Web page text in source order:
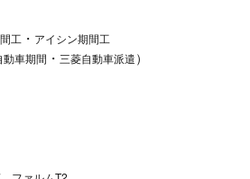
工 ・ アイシン期間工
動車期間 ・ 三菱自動車派遣）